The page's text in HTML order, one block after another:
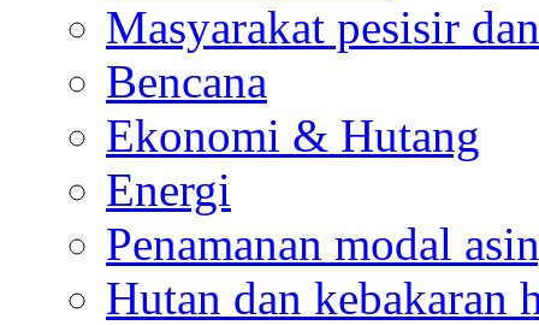
Masyarakat pesisir
Bencana
Ekonomi & Hutang
Energi
Penamanan modal
Hutan dan kebakaran